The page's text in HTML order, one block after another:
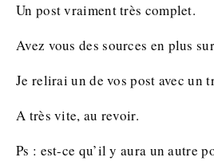
Un post vraiment très complet.
Avez vous des sources en plus
Je relirai un de vos post avec un
A très vite, au revoir.
Ps : est-ce qu’il y aura un autre